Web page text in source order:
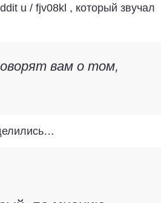
u / fjv08kl , который звучал
вам о том,